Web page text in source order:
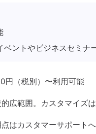
ントやビジネスセミナ
円（税別）〜利用可能
的広範囲。カスタマイズ
はカスタマーサポート